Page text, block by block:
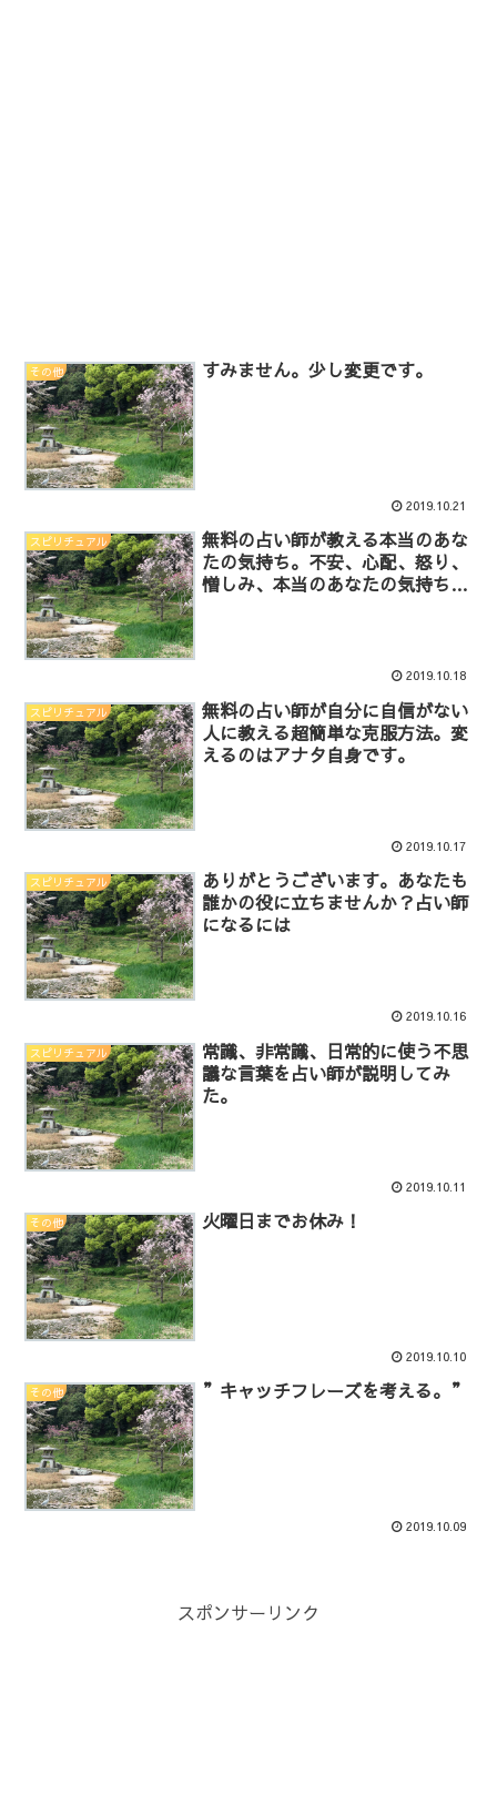
その他 すみません。少し変更です。
2019.10.21
スピリチュアル
無料の占い師が教える本当のあな
たの気持ち。不安、心配、怒り、
憎しみ、本当のあなたの気持ちは
2019.10.18
スピリチュアル
無料の占い師が自分に自信がない
人に教える超簡単な克服方法。変
えるのはアナタ自身です。
2019.10.17
スピリチュアル
ありがとうございます。あなたも
誰かの役に立ちませんか？占い師
になるには
2019.10.16
スピリチュアル
常識、非常識、日常的に使う不思
議な言葉を占い師が説明してみ
た。
2019.10.11
その他 火曜日までお休み！
2019.10.10
その他 ”キャッチフレーズを考える。”
2019.10.09
スポンサーリンク